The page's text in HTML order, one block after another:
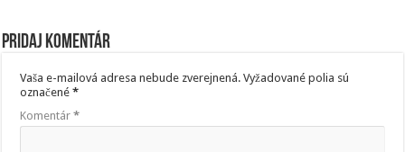
Pridaj komentár
Vaša e-mailová adresa nebude zverejnená. Vyžadované polia sú
označené*
Komentár*